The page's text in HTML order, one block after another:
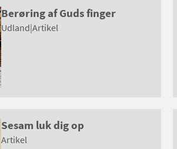
Berøring af Guds finger
Udland|Artikel
Sesam luk dig op
Artikel